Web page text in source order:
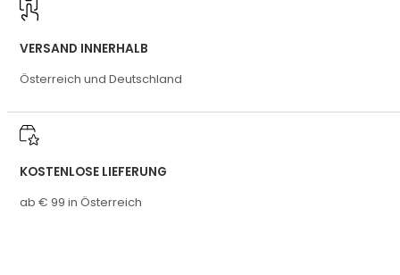
VERSAND INNERHALB
Österreich und Deutschland
KOSTENLOSE LIEFERUNG
ab € 99 in Österreich